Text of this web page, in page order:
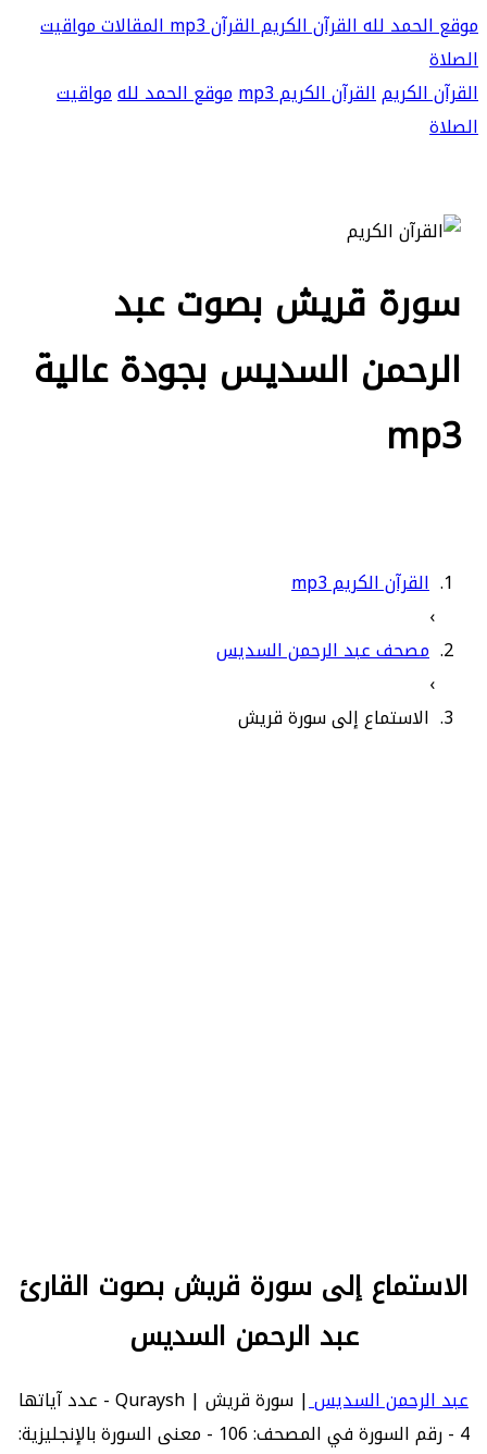
موقع الحمد للهالقرآن الكريمالقرآن mp3 المقالاتمواقيت
الصلاة
القرآن الكريمالقرآن الكريم mp3 موقع الحمد للهمواقيت
الصلاة
سورة قريش بصوت عبد
الرحمن السديس بجودة عالية
mp3
القرآن الكريم mp3
›
مصحف عبد الرحمن السديس
›
الاستماع إلى سورة قريش
الاستماع إلى سورة قريش بصوت القارئ
عبد الرحمن السديس
عبد الرحمن السديس
| سورة قريش | Quraysh - عدد آياتها
4 - رقم السورة في المصحف: 106 - معنى السورة بالإنجليزية: